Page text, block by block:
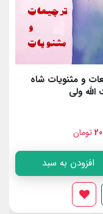
و مثنویات شاه
ولى
تومان
افزودن به سبد